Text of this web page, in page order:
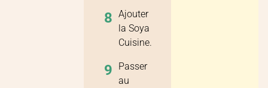
8 Ajouter
la Soya
Cuisine.
9
Passer
au